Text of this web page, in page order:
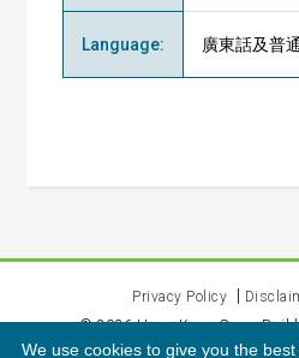
Language: 廣東話及普
Privacy Policy
©2026Hong Kong Green
rights
We use cookies to give you the